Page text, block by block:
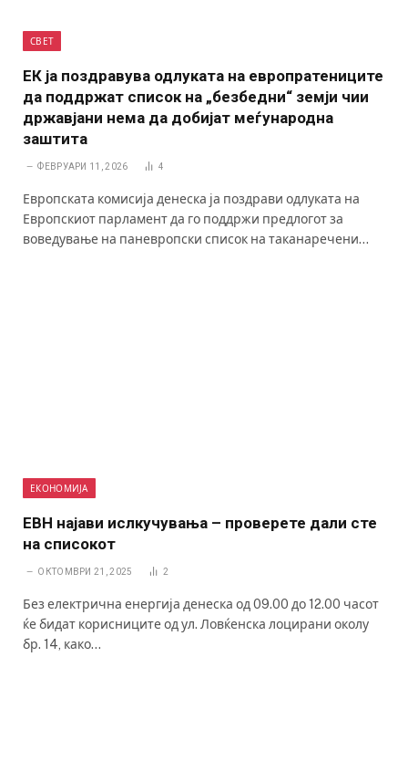
СВЕТ
ЕК ја поздравува одлуката на европратениците
да поддржат список на „безбедни“ земји чии
државјани нема да добијат меѓународна
заштита
ФЕВРУАРИ 11, 2026 4
Европската комисија денеска ја поздрави одлуката на
Европскиот парламент да го поддржи предлогот за
воведување на паневропски список на таканаречени…
ЕКОНОМИЈА
ЕВН најави ислкучувања – проверете дали сте
на списокот
ОКТОМВРИ 21, 2025 2
Без електрична енергија денеска од 09.00 до 12.00 часот
ќе бидат корисниците од ул. Ловќенска лоцирани околу
бр. 14, како…